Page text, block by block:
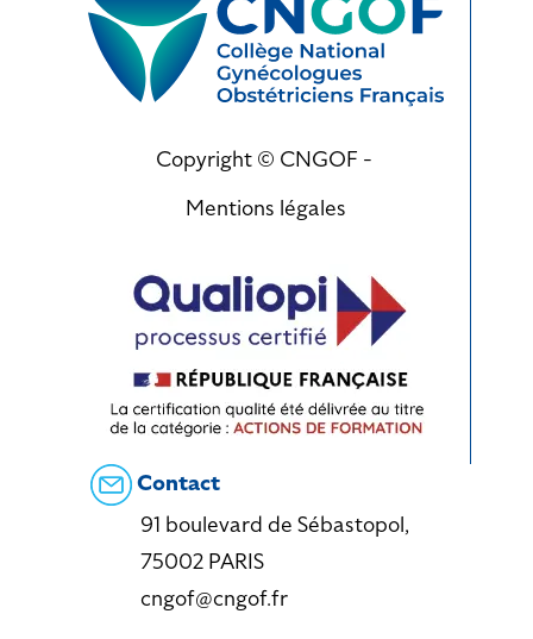
Copyright © CNGOF -
Mentions légales
Contact
91 boulevard de Sébastopol,
75002 PARIS
cngof@cngof.fr